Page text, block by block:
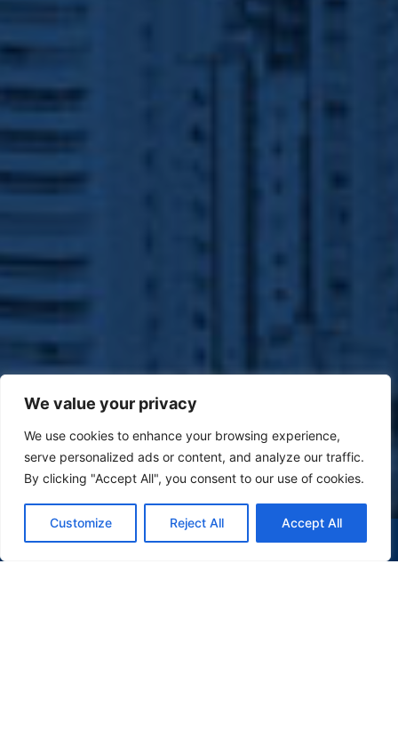
We value your privacy
We use cookies to enhance your browsing experience,
serve personalized ads or content, and analyze our traffic.
By clicking "Accept All", you consent to our use of cookies.
Customize Reject All Accept All
(47) 9 9977-7630